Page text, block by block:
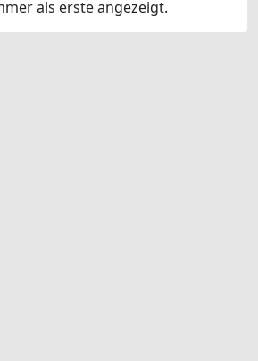
als erste angezeigt.